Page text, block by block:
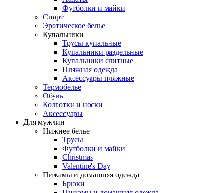
Футболки и майки
Спорт
Эротическое белье
Купальники
Трусы купальные
Купальники раздельные
Купальники слитные
Пляжная одежда
Аксессуары пляжные
Термобелье
Обувь
Колготки и носки
Аксессуары
Для мужчин
Нижнее белье
Трусы
Футболки и майки
Christmas
Valentine's Day
Пижамы и домашняя одежда
Брюки